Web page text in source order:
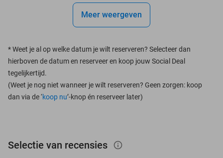
Meer weergeven
*Weet je al op welke datum je wilt reserveren? Selecteer dan
hierboven de datum en reserveer en koop jouw Social Deal
tegelijkertijd.
(Weet je nog niet wanneer je wilt reserveren? Geen zorgen: koop
dan via de ‘koop nu’-knop én reserveer later)
Selectie van recensies info_outlined